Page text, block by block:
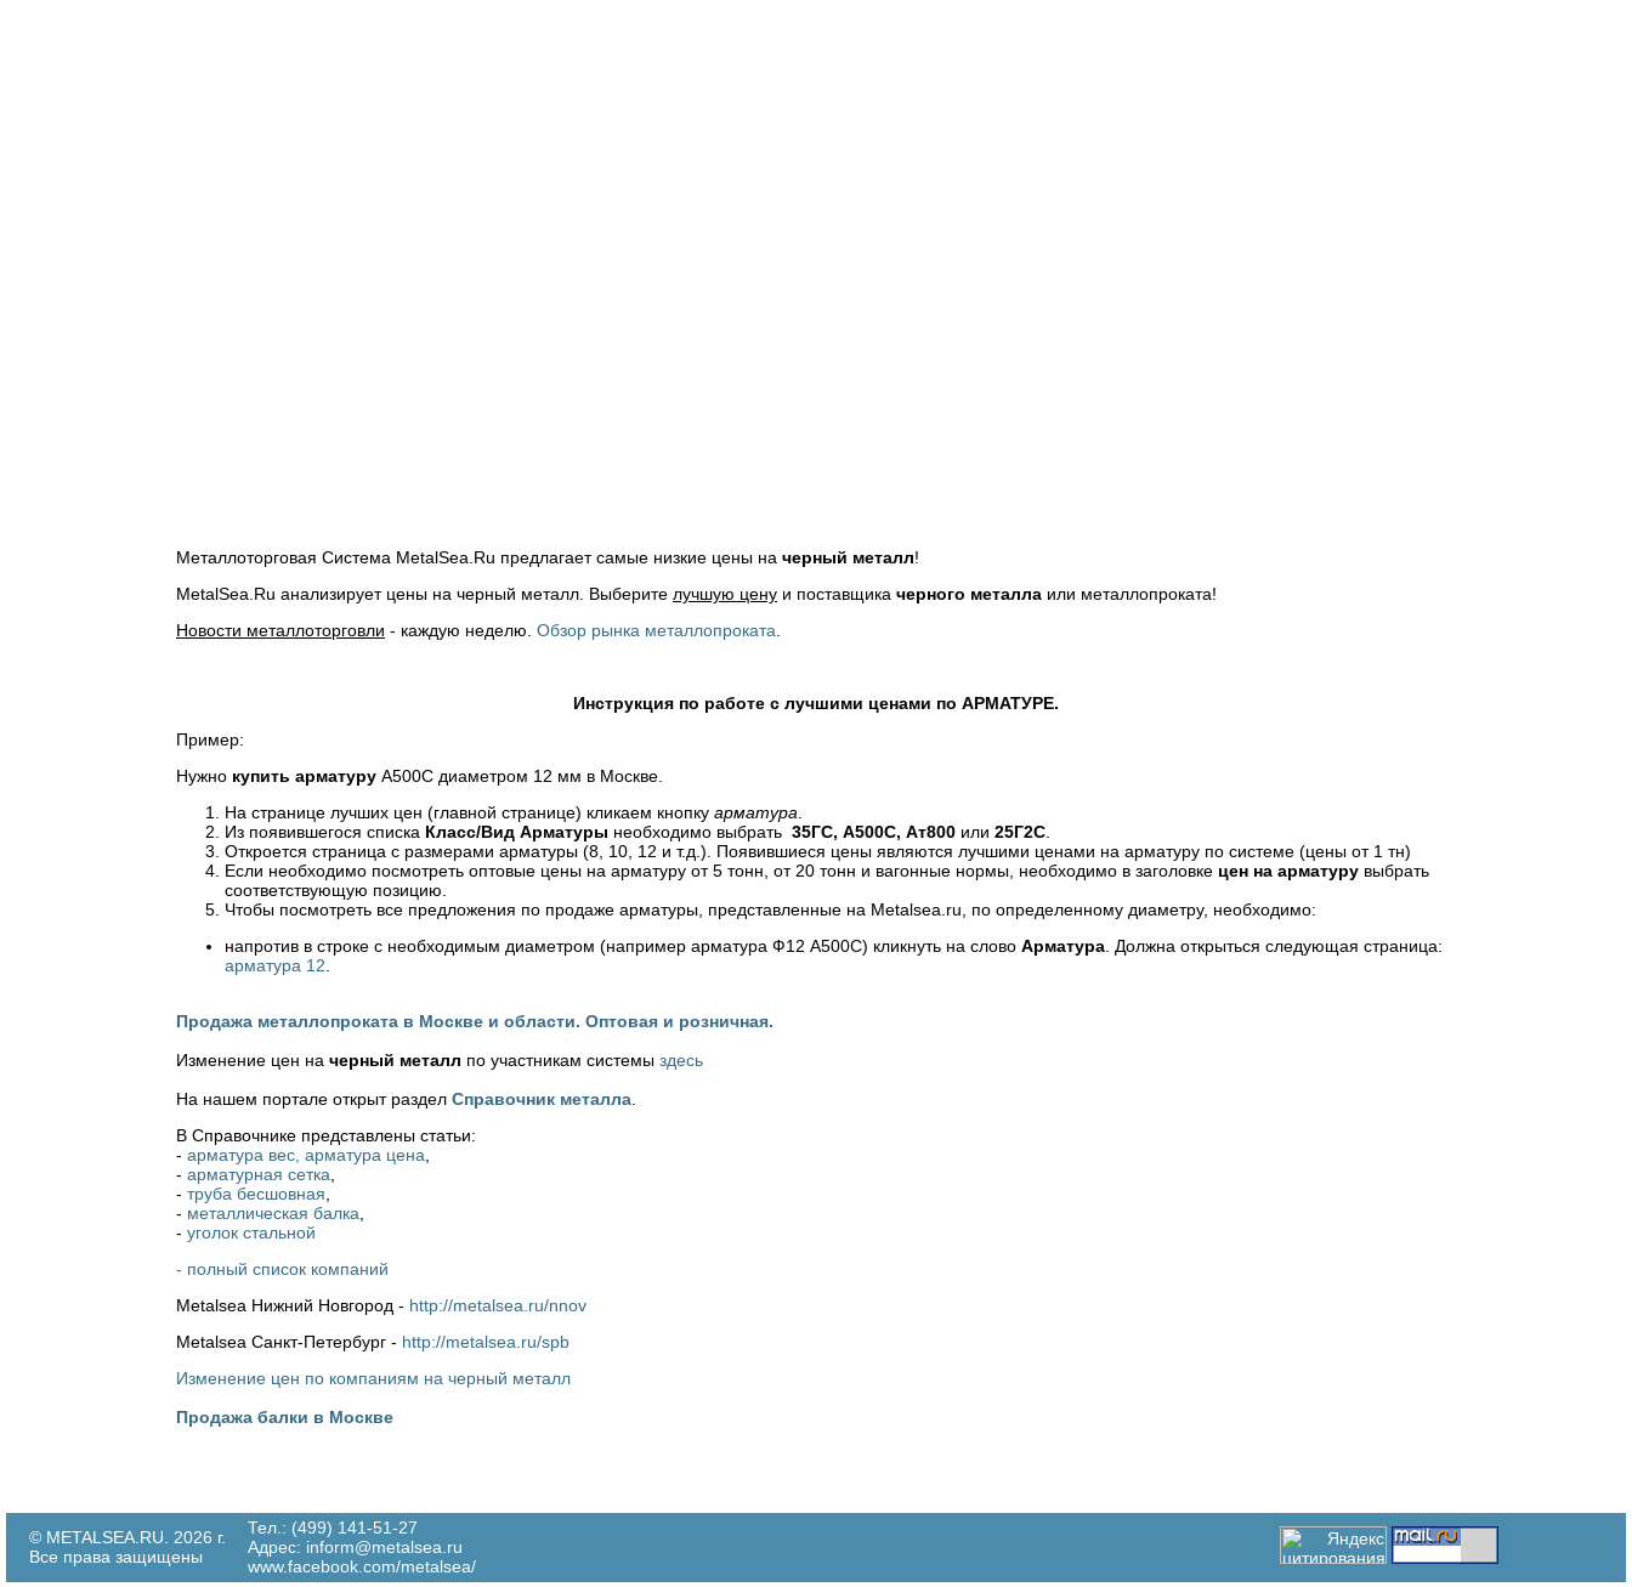
Металлоторговая Система MetalSea.Ru предлагает самые низкие цены на черный металл!
MetalSea.Ru анализирует цены на черный металл. Выберите лучшую цену и поставщика черного металла или металлопроката!
Новости металлоторговли - каждую неделю. Обзор рынка металлопроката
Инструкция по работе с лучшими ценами по АРМАТУРЕ.
Пример:
Нужно купить арматуру А500С диаметром 12 мм в Москве.
На странице лучших цен (главной странице) кликаем кнопку арматура
Из появившегося списка Класс/Вид Арматуры необходимо выбрать 35ГС, А500С, Ат800 или 25Г2С
Откроется страница с размерами арматуры (8, 10, 12 и т.д.). Появившиеся цены являются лучшими ценами на арматуру по системе (цены от 1 тн)
Если необходимо посмотреть оптовые цены на арматуру от 5 тонн, от 20 тонн и вагонные нормы, необходимо в заголовке цен на арматуру выбрать
соответствующую позицию.
Чтобы посмотреть все предложения по продаже арматуры, представленные на Metalsea.ru, по определенному диаметру, необходимо:
напротив в строке с необходимым диаметром (например арматура Ф12 А500С) кликнуть на слово Арматура . Должна открыться следующая страница:
арматура 12
Продажа металлопроката в Москве и области. Оптовая и розничная.
Изменение цен на черный металл по участникам системы здесь
На нашем портале открыт раздел Справочник металла
В Справочнике представлены статьи:
- арматура вес, арматура цена
- арматурная сетка
- труба бесшовная
- металлическая балка
- уголок стальной
- полный список компаний
Metalsea Нижний Новгород - http://metalsea.ru/nnov
Metalsea Санкт-Петербург - http://metalsea.ru/spb
Изменение цен по компаниям на черный металл
Продажа балки в Москве
© METALSEA.RU. 2026 г.
Все права защищены
Тел.: (499) 141-51-27
Адрес: inform@metalsea.ru
www.facebook.com/metalsea/